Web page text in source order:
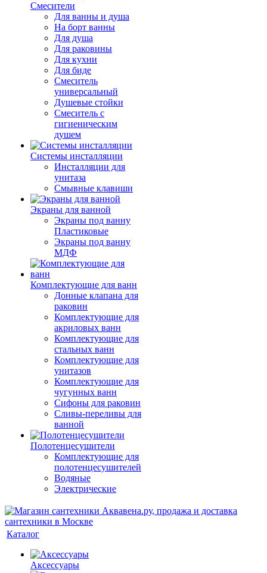
Смесители
Для ванны и душа
На борт ванны
Для душа
Для раковины
Для кухни
Для биде
Смеситель
универсальный
Душевые стойки
Смеситель с
гигиеническим
душем
Системы инсталляции
Инсталляции для
унитаза
Смывные клавиши
Экраны для ванной
Экраны под ванну
Пластиковые
Экраны под ванну
МДФ
Комплектующие для ванн
Донные клапана для
раковин
Комплектующие для
акриловых ванн
Комплектующие для
стальных ванн
Комплектующие для
унитазов
Комплектующие для
чугунных ванн
Сифоны для раковин
Сливы-переливы для
ванной
Полотенцесушители
Комплектующие для
полотенцесушителей
Водяные
Электрические
Каталог
Аксессуары